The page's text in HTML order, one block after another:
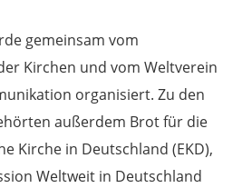
gemeinsam vom
Kirchen und vom Weltverein
organisiert. Zu den
außerdem Brot für die
Kirche in Deutschland (EKD),
Weltweit in Deutschland